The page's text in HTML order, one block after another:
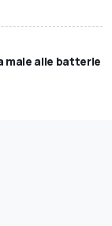
male alle batterie